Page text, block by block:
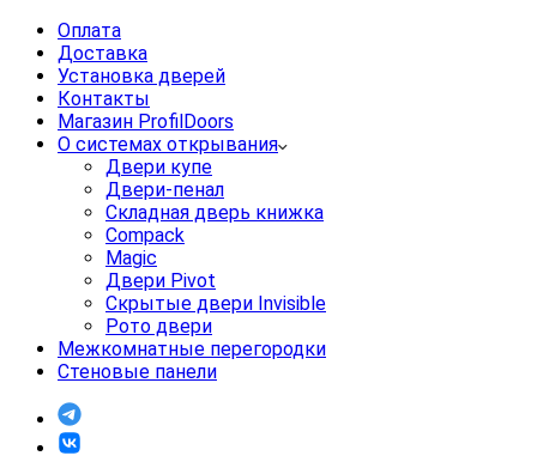
Оплата
Доставка
Установка дверей
Контакты
Магазин ProfilDoors
О системах открывания
Двери купе
Двери-пенал
Складная дверь книжка
Compack
Magic
Двери Pivot
Скрытые двери Invisible
Рото двери
Межкомнатные перегородки
Стеновые панели